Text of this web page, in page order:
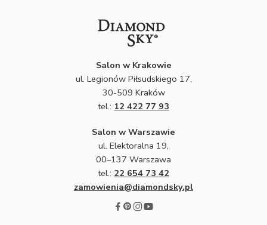
Salon w Krakowie
ul. Legionów Piłsudskiego 17,
30-509 Kraków
tel.: 12 422 77 93
Salon w Warszawie
ul. Elektoralna 19,
00–137 Warszawa
tel.: 22 654 73 42
zamowienia@diamondsky.pl